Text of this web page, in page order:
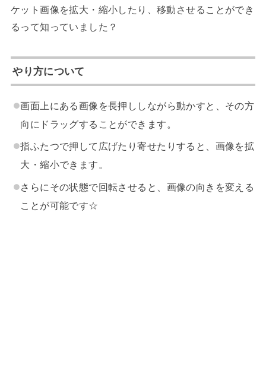
ケット画像を拡大・縮小したり、移動させることができ
るって知っていました？
やり方について
画面上にある画像を長押ししながら動かすと、その方
向にドラッグすることができます。
指ふたつで押して広げたり寄せたりすると、画像を拡
大・縮小できます。
さらにその状態で回転させると、画像の向きを変える
ことが可能です☆